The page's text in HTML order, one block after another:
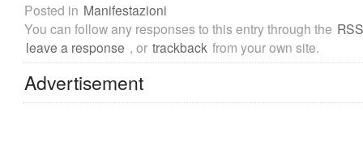
Posted in Manifestazioni
You can follow any responses to this entry through the
leave a response , or trackback from your own site.
Advertisement